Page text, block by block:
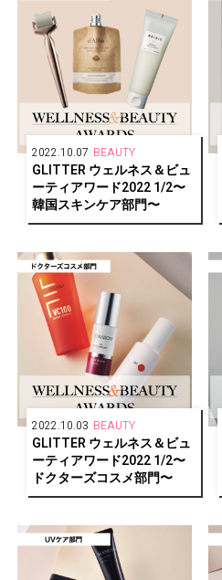
2022.10.07 BEAUTY
GLITTER ウェルネス＆ビュ
ーティアワード2022 1/2〜
韓国スキンケア部門〜
2022.10.03 BEAUTY
GLITTER ウェルネス＆ビュ
ーティアワード2022 1/2〜
ドクターズコスメ部門〜